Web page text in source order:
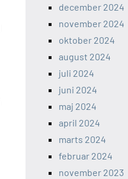
december 2024
november 2024
oktober 2024
august 2024
juli 2024
juni 2024
maj 2024
april 2024
marts 2024
februar 2024
november 2023